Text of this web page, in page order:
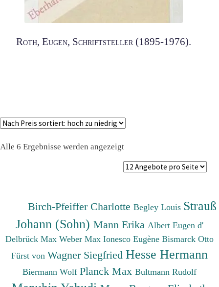
Roth, Eugen, Schriftsteller (1895-1976).
Alle 6 Ergebnisse werden angezeigtNach
sortiert:
Birch-Pfeiffer CharlotteBegley Louis Strauß
Johann (Sohn) Mann Erika Albert Eugen d'
Delbrück Max Weber Max Ionesco Eugène Bismarck Otto
Fürst von Wagner Siegfried Hesse Hermann
Biermann Wolf Planck Max Bultmann Rudolf